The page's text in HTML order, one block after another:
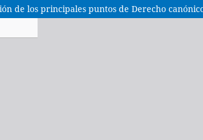
de los principales puntos de Derecho